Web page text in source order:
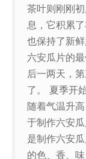
茶叶则刚刚
息，它积累
也保持了新
六安瓜片的
后一两天，
了。 夏季开
随着气温升
于制作六安瓜
是制作六安
的色、香、